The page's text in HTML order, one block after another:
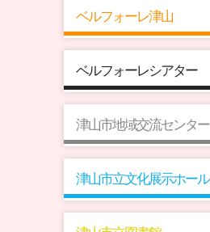
ベルフォーレ津山
ベルフォーレシアター
津山市地域交流センター
津山市立文化展示ホール